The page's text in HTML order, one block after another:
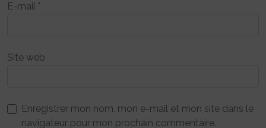
E-mail *
Site web
Enregistrer mon nom, mon e-mail et mon site dans le
navigateur pour mon prochain commentaire.